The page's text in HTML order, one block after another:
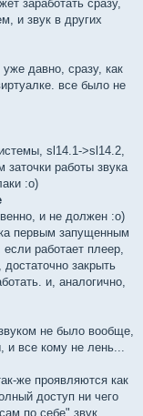
заработать сразу,
и звук в других
давно, сразу, как
все было не
sl14.1->sl14.2,
работы звука
:о)
и не должен :о)
первым запущенным
работает плеер,
закрыть
и, аналогично,
не было вообще,
и все кому не лень...
же проявляются как
доступ ни чего
по себе" звук